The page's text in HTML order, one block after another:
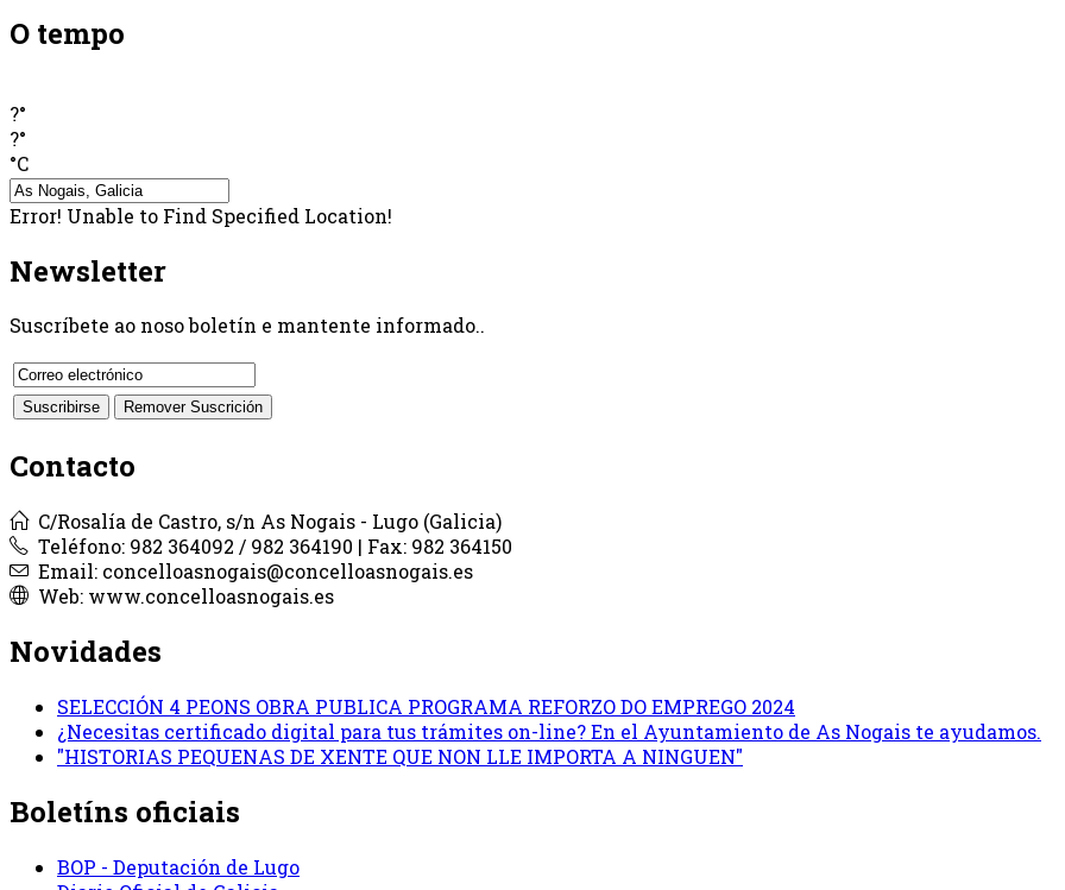
O tempo
?°
?°
°C
Error! Unable to Find Specified Location!
Newsletter
Suscríbete ao noso boletín e mantente informado..
Contacto
C/Rosalía de Castro, s/n As Nogais - Lugo (Galicia)
Teléfono: 982 364092 / 982 364190 | Fax: 982 364150
Email: concelloasnogais@concelloasnogais.es
Web: www.concelloasnogais.es
Novidades
SELECCIÓN 4 PEONS OBRA PUBLICA PROGRAMA REFORZO DO EMPREGO 2024
¿Necesitas certificado digital para tus trámites on-line? En el Ayuntamiento de As Nogais te ayudamos.
"HISTORIAS PEQUENAS DE XENTE QUE NON LLE IMPORTA A NINGUEN"
Boletíns oficiais
BOP - Deputación de Lugo